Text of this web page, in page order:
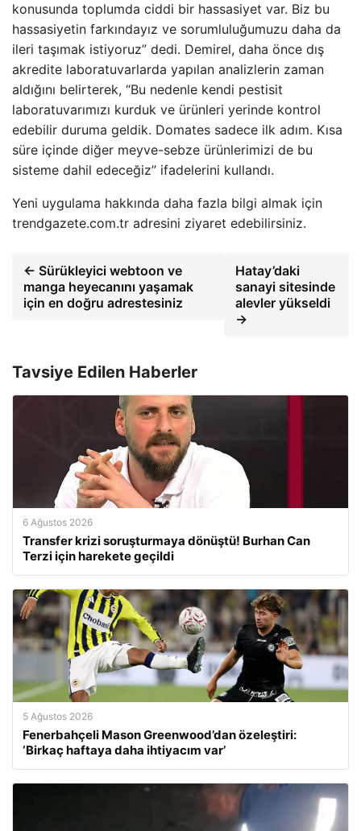
konusunda toplumda ciddi bir hassasiyet var. Biz bu
hassasiyetin farkındayız ve sorumluluğumuzu daha da
ileri taşımak istiyoruz” dedi. Demirel, daha önce dış
akredite laboratuvarlarda yapılan analizlerin zaman
aldığını belirterek, “Bu nedenle kendi pestisit
laboratuvarımızı kurduk ve ürünleri yerinde kontrol
edebilir duruma geldik. Domates sadece ilk adım. Kısa
süre içinde diğer meyve-sebze ürünlerimizi de bu
sisteme dahil edeceğiz” ifadelerini kullandı.
Yeni uygulama hakkında daha fazla bilgi almak için
trendgazete.com.tr adresini ziyaret edebilirsiniz.
← Sürükleyici webtoon ve
manga heyecanını yaşamak
için en doğru adrestesiniz
Hatay’daki
sanayi sitesinde
alevler yükseldi
→
Tavsiye Edilen Haberler
6 Ağustos 2026
Transfer krizi soruşturmaya dönüştü! Burhan Can
Terzi için harekete geçildi
5 Ağustos 2026
Fenerbahçeli Mason Greenwood’dan özeleştiri:
‘Birkaç haftaya daha ihtiyacım var’